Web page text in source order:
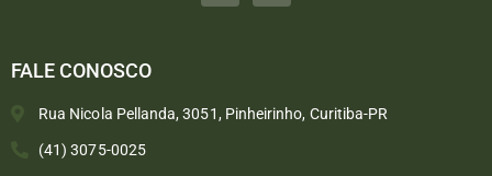
FALE CONOSCO
Rua Nicola Pellanda, 3051, Pinheirinho, Curitiba-PR
(41) 3075-0025